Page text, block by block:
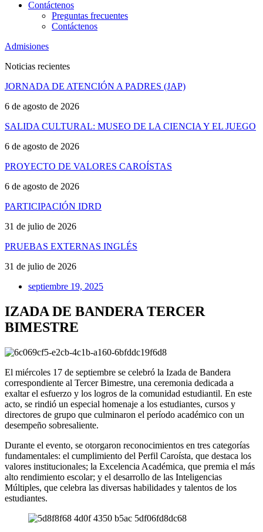
Contáctenos
Preguntas frecuentes
Contáctenos
Admisiones
Noticias recientes
JORNADA DE ATENCIÓN A PADRES (JAP)
6 de agosto de 2026
SALIDA CULTURAL: MUSEO DE LA CIENCIA Y EL JUEGO
6 de agosto de 2026
PROYECTO DE VALORES CAROÍSTAS
6 de agosto de 2026
PARTICIPACIÓN IDRD
31 de julio de 2026
PRUEBAS EXTERNAS INGLÉS
31 de julio de 2026
septiembre 19, 2025
IZADA DE BANDERA TERCER
BIMESTRE
El miércoles 17 de septiembre se celebró la Izada de Bandera
correspondiente al Tercer Bimestre, una ceremonia dedicada a
exaltar el esfuerzo y los logros de la comunidad estudiantil. En este
acto, se rindió un especial homenaje a los estudiantes, cursos y
directores de grupo que culminaron el período académico con un
desempeño sobresaliente.
Durante el evento, se otorgaron reconocimientos en tres categorías
fundamentales: el cumplimiento del Perfil Caroísta, que destaca los
valores institucionales; la Excelencia Académica, que premia el más
alto rendimiento escolar; y el desarrollo de las Inteligencias
Múltiples, que celebra las diversas habilidades y talentos de los
estudiantes.